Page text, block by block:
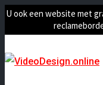
U ook een website met